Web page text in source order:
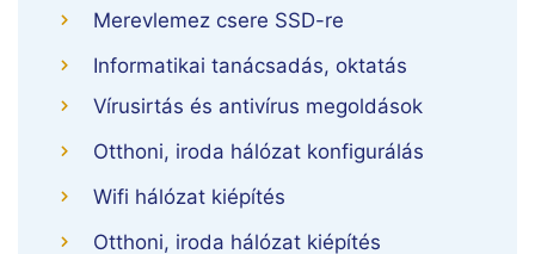
Merevlemez csere SSD-re
Informatikai tanácsadás, oktatás
Vírusirtás és antivírus megoldások
Otthoni, iroda hálózat konfigurálás
Wifi hálózat kiépítés
Otthoni, iroda hálózat kiépítés